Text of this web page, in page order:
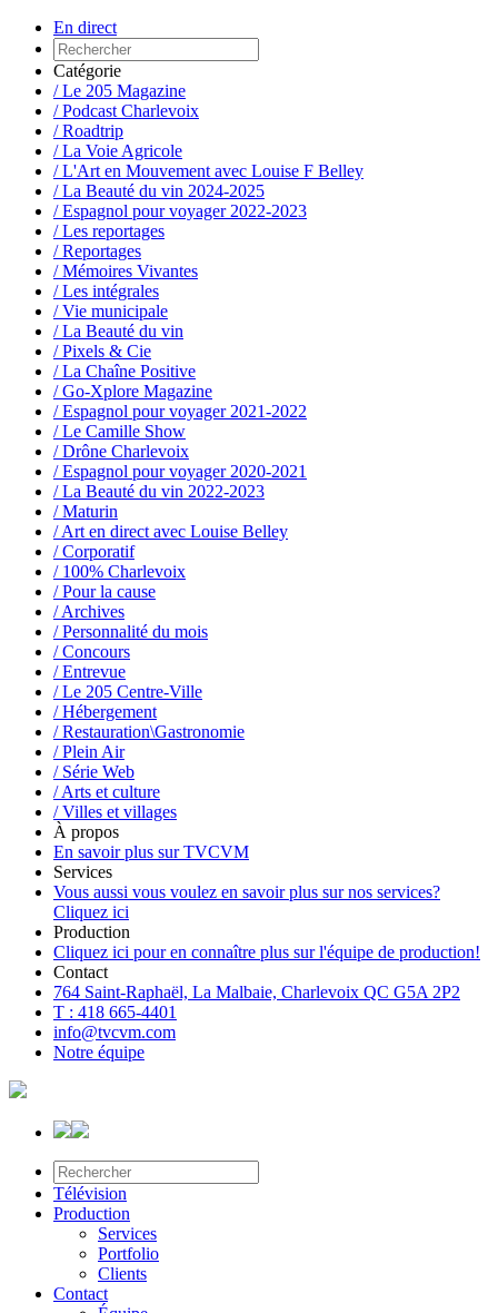
En direct
Catégorie
/ Le 205 Magazine
/ Podcast Charlevoix
/ Roadtrip
/ La Voie Agricole
/ L'Art en Mouvement avec Louise F Belley
/ La Beauté du vin 2024-2025
/ Espagnol pour voyager 2022-2023
/ Les reportages
/ Reportages
/ Mémoires Vivantes
/ Les intégrales
/ Vie municipale
/ La Beauté du vin
/ Pixels & Cie
/ La Chaîne Positive
/ Go-Xplore Magazine
/ Espagnol pour voyager 2021-2022
/ Le Camille Show
/ Drône Charlevoix
/ Espagnol pour voyager 2020-2021
/ La Beauté du vin 2022-2023
/ Maturin
/ Art en direct avec Louise Belley
/ Corporatif
/ 100% Charlevoix
/ Pour la cause
/ Archives
/ Personnalité du mois
/ Concours
/ Entrevue
/ Le 205 Centre-Ville
/ Hébergement
/ Restauration\Gastronomie
/ Plein Air
/ Série Web
/ Arts et culture
/ Villes et villages
À propos
En savoir plus sur TVCVM
Services
Vous aussi vous voulez en savoir plus sur nos services?
Cliquez ici
Production
Cliquez ici pour en connaître plus sur l'équipe de production!
Contact
764 Saint-Raphaël, La Malbaie, Charlevoix QC G5A 2P2
T : 418 665-4401
info@tvcvm.com
Notre équipe
Télévision
Production
Services
Portfolio
Clients
Contact